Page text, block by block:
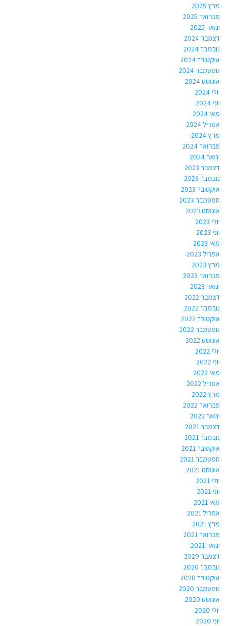
מרץ 2025
פברואר 2025
ינואר 2025
דצמבר 2024
נובמבר 2024
אוקטובר 2024
ספטמבר 2024
אוגוסט 2024
יולי 2024
יוני 2024
מאי 2024
אפריל 2024
מרץ 2024
פברואר 2024
ינואר 2024
דצמבר 2023
נובמבר 2023
אוקטובר 2023
ספטמבר 2023
אוגוסט 2023
יולי 2023
יוני 2023
מאי 2023
אפריל 2023
מרץ 2023
פברואר 2023
ינואר 2023
דצמבר 2022
נובמבר 2022
אוקטובר 2022
ספטמבר 2022
אוגוסט 2022
יולי 2022
יוני 2022
מאי 2022
אפריל 2022
מרץ 2022
פברואר 2022
ינואר 2022
דצמבר 2021
נובמבר 2021
אוקטובר 2021
ספטמבר 2021
אוגוסט 2021
יולי 2021
יוני 2021
מאי 2021
אפריל 2021
מרץ 2021
פברואר 2021
ינואר 2021
דצמבר 2020
נובמבר 2020
אוקטובר 2020
ספטמבר 2020
אוגוסט 2020
יולי 2020
יוני 2020